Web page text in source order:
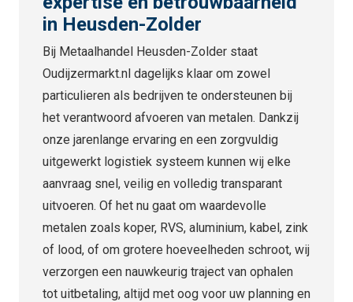
in Heusden-Zolder
Bij Metaalhandel Heusden-Zolder staat
Oudijzermarkt.nl dagelijks klaar om zowel
particulieren als bedrijven te ondersteunen bij
het verantwoord afvoeren van metalen. Dankzij
onze jarenlange ervaring en een zorgvuldig
uitgewerkt logistiek systeem kunnen wij elke
aanvraag snel, veilig en volledig transparant
uitvoeren. Of het nu gaat om waardevolle
metalen zoals koper, RVS, aluminium, kabel, zink
of lood, of om grotere hoeveelheden schroot, wij
verzorgen een nauwkeurig traject van ophalen
tot uitbetaling, altijd met oog voor uw planning en